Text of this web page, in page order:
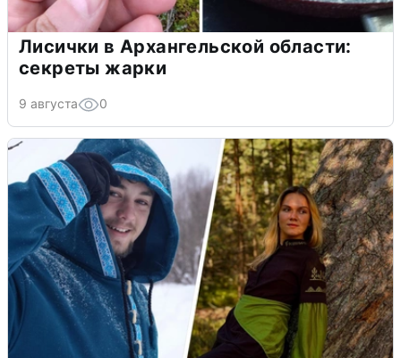
Лисички в Архангельской области:
секреты жарки
9 августа 0